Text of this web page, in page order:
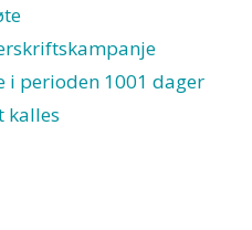
i perioden 1001 dager
kalles